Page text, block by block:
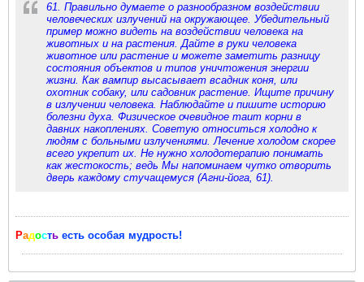
61. Правильно думаете о разнообразном воздействии
человеческих излучений на окружающее. Убедительный
пример можно видеть на воздействии человека на
животных и на растения. Дайте в руки человека
животное или растение и можете заметить разницу
состояния объектов и типов уничтожения энергии
жизни. Как вампир высасывает всадник коня, или
охотник собаку, или садовник растение. Ищите причину
в излучении человека. Наблюдайте и пишите историю
болезни духа. Физическое очевидное таит корни в
давних накоплениях. Советую относиться холодно к
людям с больными излучениями. Лечение холодом скорее
всего укрепит их. Не нужно холодотерапию понимать
как жестокость; ведь Мы напоминаем чутко отворить
дверь каждому стучащемуся (Агни-йога, 61).
Радость есть особая мудрость!